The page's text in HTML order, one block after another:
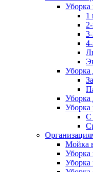
Уборка
1
Уборка
Уборка
Уборка
С
Мойка
Уборка
Уборка